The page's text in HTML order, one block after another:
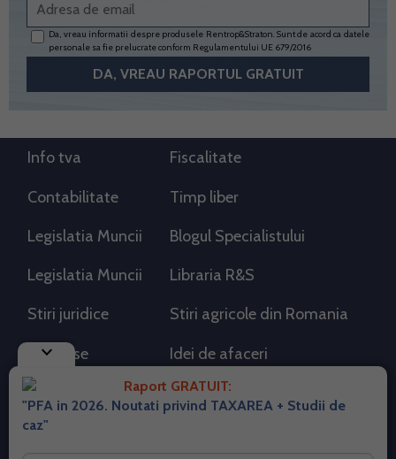
Da, vreau informatii despre produsele Rentrop&Straton. Sunt de acord ca datele
personale sa fie prelucrate conform Regulamentului UE 679/2016
keyboard_arrow_down
Raport GRATUIT:
"PFA in 2026. Noutati privind TAXAREA + Studii de
caz"
Info tva Fiscalitate
Contabilitate Timp liber
Legislatia Muncii Blogul Specialistului
Legislatia Muncii Libraria R&S
Stiri juridice Stiri agricole din Romania
AdSense Idei de afaceri
RSS Flux RSS 2.0